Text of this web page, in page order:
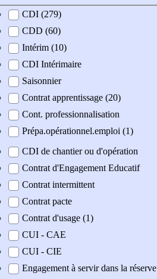
de contratCDI (279)
CDD (60)
Intérim (10)
CDI Intérimaire
Saisonnier
Contrat apprentissage (20)
Cont. professionnalisation
Prépa.opérationnel.emploi (1)
CDI de chantier ou d'opération
Contrat d'Engagement Educatif
Contrat intermittent
Contrat pacte
Contrat d'usage (1)
CUI - CAE
CUI - CIE
Engagement à servir dans la réserve